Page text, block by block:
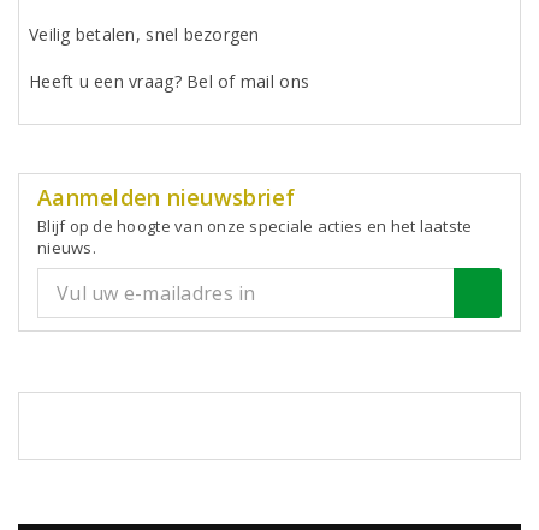
Veilig betalen, snel bezorgen
Heeft u een vraag? Bel of mail ons
Aanmelden nieuwsbrief
Blijf op de hoogte van onze speciale acties en het laatste
nieuws.